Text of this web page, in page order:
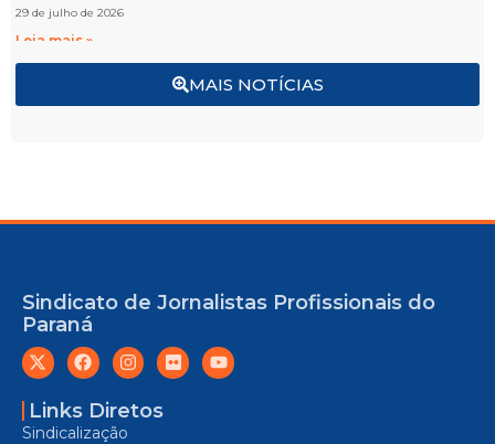
MAIS NOTÍCIAS
29 de julho de 2026
Leia mais »
Sindicato de Jornalistas Profissionais do
Paraná
Links Diretos
Sindicalização